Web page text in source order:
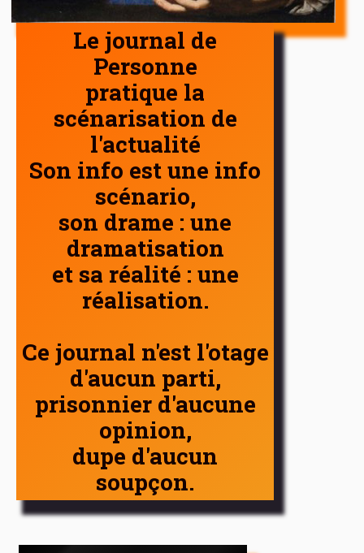
Le journal de
Personne
pratique la
scénarisation de
l'actualité
Son info est une info
scénario,
son drame : une
dramatisation
et sa réalité : une
réalisation.
Ce journal n'est l'otage
d'aucun parti,
prisonnier d'aucune
opinion,
dupe d'aucun
soupçon.